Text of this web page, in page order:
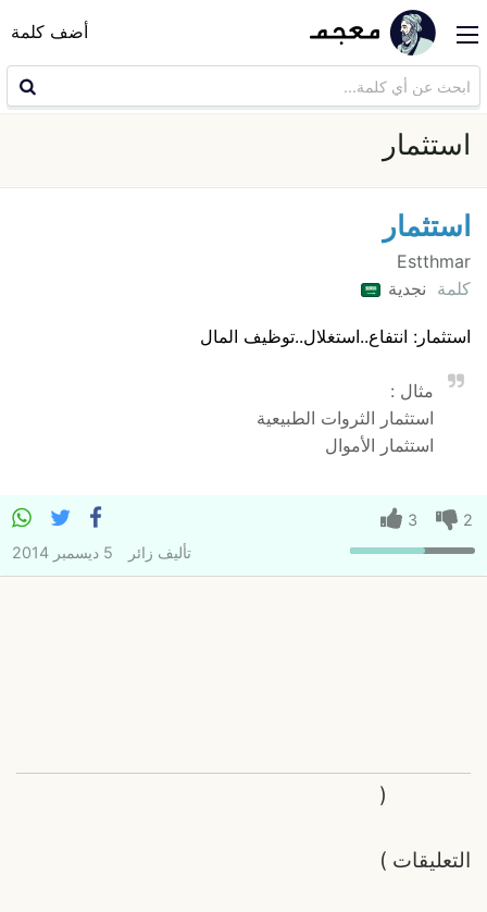
أضف كلمة
استثمار
استثمار
Estthmar
كلمة نجدية
استثمار: انتفاع..استغلال..توظيف المال
مثال :
استثمار الثروات الطبيعية
استثمار الأموال
2
3
تأليف زائر 5 ديسمبر 2014
التعليقات
(
)